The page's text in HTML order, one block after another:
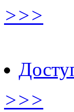
>>>
>>>